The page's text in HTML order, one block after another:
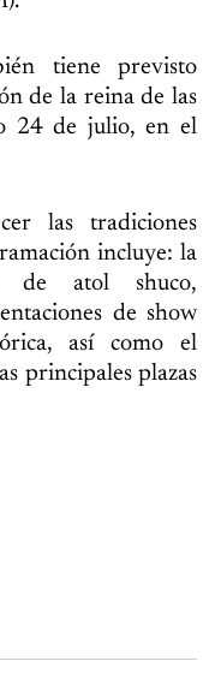
tiene previsto
de la reina de las
24 de julio, en el
las tradiciones
incluye: la
de atol shuco,
de show
así como el
principales plazas